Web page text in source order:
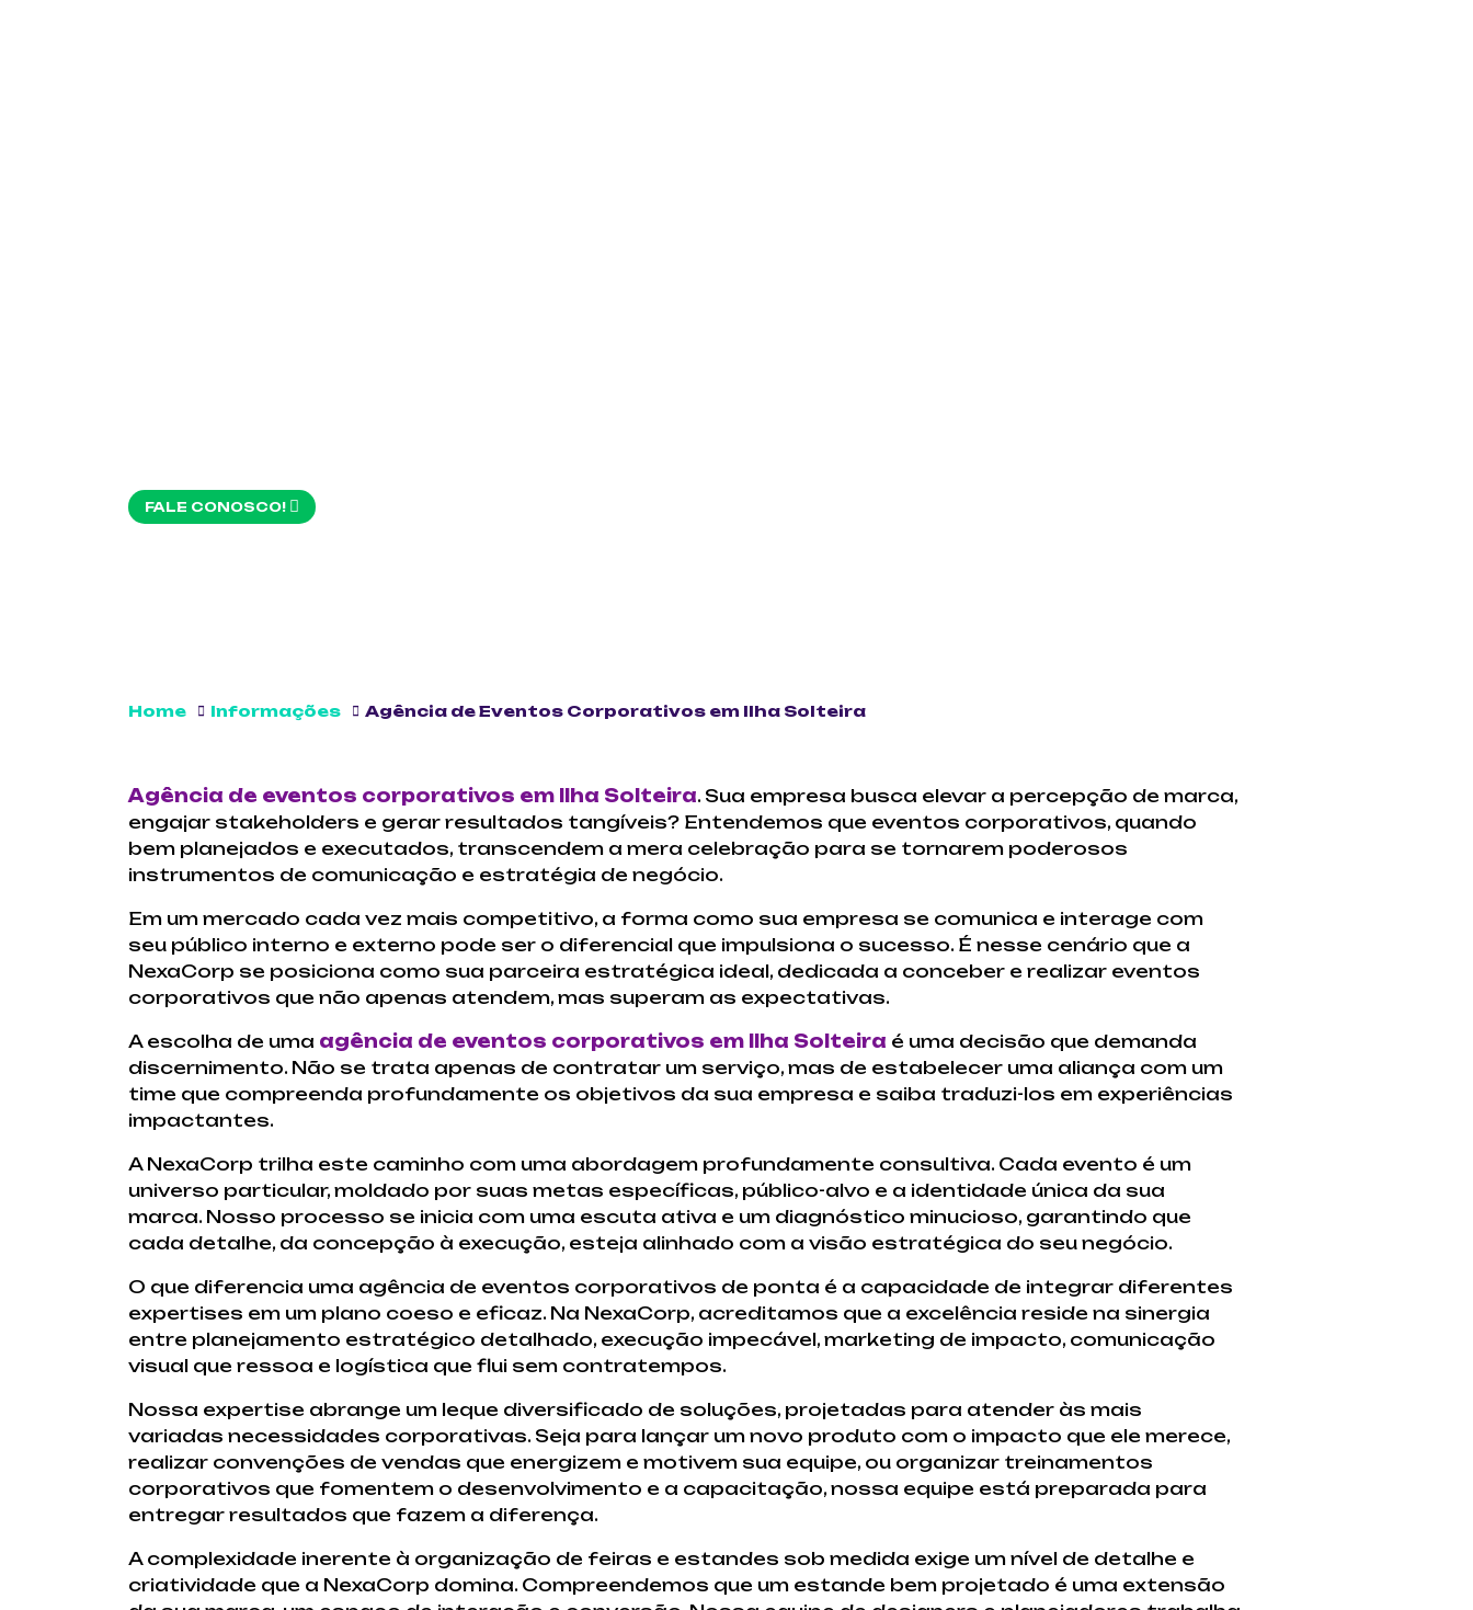
FALE CONOSCO!
Home Informações Agência de Eventos Corporativos em Ilha Solteira
Agência de eventos corporativos em Ilha Solteira. Sua empresa busca elevar a percepção de marca,
engajar stakeholders e gerar resultados tangíveis? Entendemos que eventos corporativos, quando
bem planejados e executados, transcendem a mera celebração para se tornarem poderosos
instrumentos de comunicação e estratégia de negócio.
Em um mercado cada vez mais competitivo, a forma como sua empresa se comunica e interage com
seu público interno e externo pode ser o diferencial que impulsiona o sucesso. É nesse cenário que a
NexaCorp se posiciona como sua parceira estratégica ideal, dedicada a conceber e realizar eventos
corporativos que não apenas atendem, mas superam as expectativas.
A escolha de uma agência de eventos corporativos em Ilha Solteira é uma decisão que demanda
discernimento. Não se trata apenas de contratar um serviço, mas de estabelecer uma aliança com um
time que compreenda profundamente os objetivos da sua empresa e saiba traduzi-los em experiências
impactantes.
A NexaCorp trilha este caminho com uma abordagem profundamente consultiva. Cada evento é um
universo particular, moldado por suas metas específicas, público-alvo e a identidade única da sua
marca. Nosso processo se inicia com uma escuta ativa e um diagnóstico minucioso, garantindo que
cada detalhe, da concepção à execução, esteja alinhado com a visão estratégica do seu negócio.
O que diferencia uma agência de eventos corporativos de ponta é a capacidade de integrar diferentes
expertises em um plano coeso e eficaz. Na NexaCorp, acreditamos que a excelência reside na sinergia
entre planejamento estratégico detalhado, execução impecável, marketing de impacto, comunicação
visual que ressoa e logística que flui sem contratempos.
Nossa expertise abrange um leque diversificado de soluções, projetadas para atender às mais
variadas necessidades corporativas. Seja para lançar um novo produto com o impacto que ele merece,
realizar convenções de vendas que energizem e motivem sua equipe, ou organizar treinamentos
corporativos que fomentem o desenvolvimento e a capacitação, nossa equipe está preparada para
entregar resultados que fazem a diferença.
A complexidade inerente à organização de feiras e estandes sob medida exige um nível de detalhe e
criatividade que a NexaCorp domina. Compreendemos que um estande bem projetado é uma extensão